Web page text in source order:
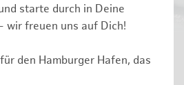
starte durch in Deine
wir freuen uns auf Dich!
den Hamburger Hafen, das